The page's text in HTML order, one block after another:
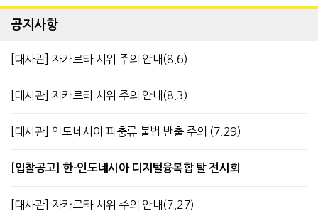
공지사항
[대사관] 자카르타 시위 주의 안내(8.6)
[대사관] 자카르타 시위 주의 안내(8.3)
[대사관] 인도네시아 파충류 불법 반출 주의 (7.29)
[입찰공고] 한-인도네시아 디지털융복합 탈 전시회
[대사관] 자카르타 시위 주의 안내(7.27)